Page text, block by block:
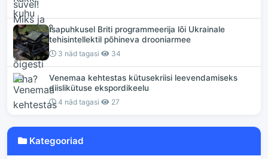
Isapuhkusel Briti programmeerija lõi Ukrainale
tehisintellektil põhineva drooniarmee
3 näd tagasi 34
Venemaa kehtestas kütusekriisi leevendamiseks
diislikütuse ekspordikeelu
4 näd tagasi 27
Kategooriad